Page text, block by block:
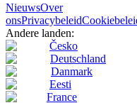
NieuwsOver
onsPrivacybeleid
Andere landen:
Česko
Deutschland
Danmark
Eesti
France